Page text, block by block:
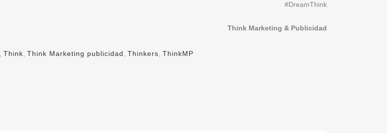
#DreamThink
Think Marketing & Publicidad
Think Think Marketing publicidad Thinkers ThinkMP